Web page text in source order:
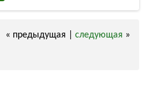
« предыдущая | следующая »